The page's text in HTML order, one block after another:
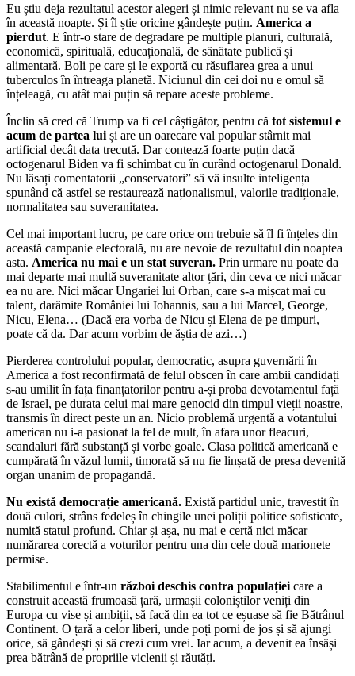
Eu știu deja rezultatul acestor alegeri și nimic relevant nu se va afla
în această noapte. Și îl știe oricine gândește puțin. America a
pierdut. E într-o stare de degradare pe multiple planuri, culturală,
economică, spirituală, educațională, de sănătate publică și
alimentară. Boli pe care și le exportă cu răsuflarea grea a unui
tuberculos în întreaga planetă. Niciunul din cei doi nu e omul să
înțeleagă, cu atât mai puțin să repare aceste probleme.
Înclin să cred că Trump va fi cel câștigător, pentru că tot sistemul e
acum de partea lui și are un oarecare val popular stârnit mai
artificial decât data trecută. Dar contează foarte puțin dacă
octogenarul Biden va fi schimbat cu în curând octogenarul Donald.
Nu lăsați comentatorii „conservatori” să vă insulte inteligența
spunând că astfel se restaurează naționalismul, valorile tradiționale,
normalitatea sau suveranitatea.
Cel mai important lucru, pe care orice om trebuie să îl fi înțeles din
această campanie electorală, nu are nevoie de rezultatul din noaptea
asta. America nu mai e un stat suveran. Prin urmare nu poate da
mai departe mai multă suveranitate altor țări, din ceva ce nici măcar
ea nu are. Nici măcar Ungariei lui Orban, care s-a mișcat mai cu
talent, darămite României lui Iohannis, sau a lui Marcel, George,
Nicu, Elena… (Dacă era vorba de Nicu și Elena de pe timpuri,
poate că da. Dar acum vorbim de ăștia de azi…)
Pierderea controlului popular, democratic, asupra guvernării în
America a fost reconfirmată de felul obscen în care ambii candidați
s-au umilit în fața finanțatorilor pentru a-și proba devotamentul față
de Israel, pe durata celui mai mare genocid din timpul vieții noastre,
transmis în direct peste un an. Nicio problemă urgentă a votantului
american nu i-a pasionat la fel de mult, în afara unor fleacuri,
scandaluri fără substanță și vorbe goale. Clasa politică americană e
cumpărată în văzul lumii, timorată să nu fie linșată de presa devenită
organ unanim de propagandă.
Nu există democrație americană. Există partidul unic, travestit în
două culori, strâns fedeleș în chingile unei poliții politice sofisticate,
numită statul profund. Chiar și așa, nu mai e certă nici măcar
numărarea corectă a voturilor pentru una din cele două marionete
permise.
Stabilimentul e într-un război deschis contra populației care a
construit această frumoasă țară, urmașii coloniștilor veniți din
Europa cu vise și ambiții, să facă din ea tot ce eșuase să fie Bătrânul
Continent. O țară a celor liberi, unde poți porni de jos și să ajungi
orice, să gândești și să crezi cum vrei. Iar acum, a devenit ea însăși
prea bătrână de propriile viclenii și răutăți.